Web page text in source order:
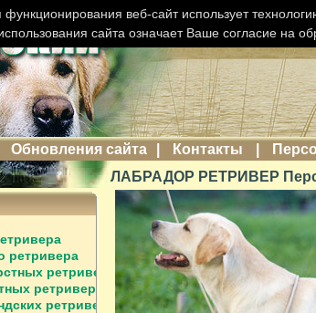
Обновления сайта Контакты
ЛАБРАДОР РЕТРИВЕР
ретривера
ретриверов
ретриверов
ретриверов
функционирования веб-сайт использует
сайта означает Ваше согласие на